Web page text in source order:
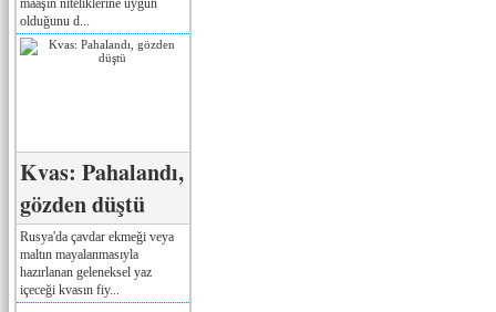
olduğunu d...
Kvas: Pahalandı,
gözden düştü
Rusya'da çavdar ekmeği veya
maltın mayalanmasıyla
hazırlanan geleneksel yaz
içeceği kvasın fiy...